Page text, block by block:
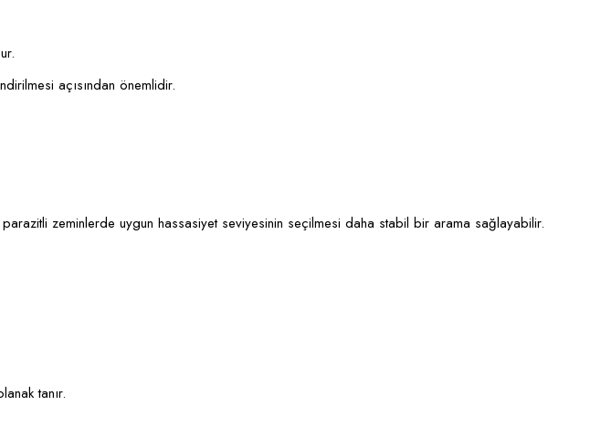
açısından önemlidir.
zeminlerde uygun hassasiyet seviyesinin seçilmesi daha stabil bir arama sağlayabilir.
tanır.